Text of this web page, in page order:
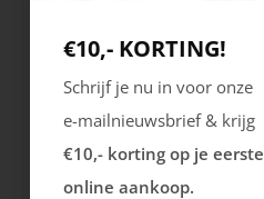
€10,- KORTING!
Schrijf je nu in voor onze
e-mailnieuwsbrief & krijg
€10,- korting op je eerste
online aankoop.